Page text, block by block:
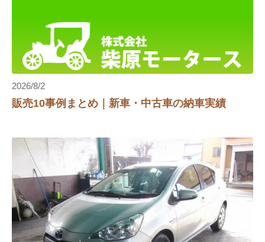
2026/8/2
販売10事例まとめ｜新車・中古車の納車実績